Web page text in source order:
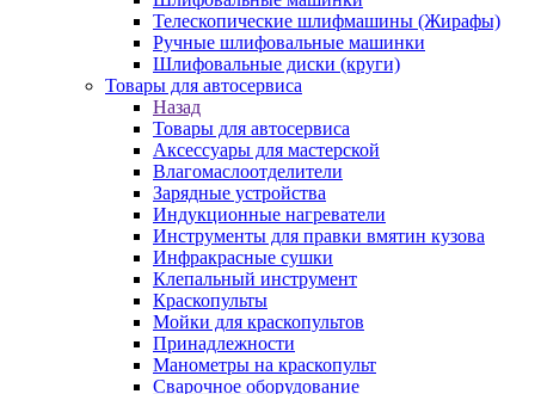
Телескопические шлифмашины (Жирафы)
Ручные шлифовальные машинки
Шлифовальные диски (круги)
Товары для автосервиса
Назад
Товары для автосервиса
Аксессуары для мастерской
Влагомаслоотделители
Зарядные устройства
Индукционные нагреватели
Инструменты для правки вмятин кузова
Инфракрасные сушки
Клепальный инструмент
Краскопульты
Мойки для краскопультов
Принадлежности
Манометры на краскопульт
Сварочное оборудование